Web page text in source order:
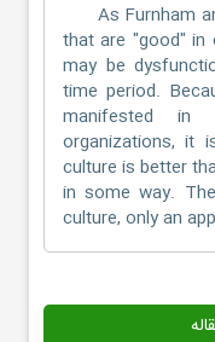
As Furnham
that are "good" in
may be
time period.
manifested in
organizations, it
culture is better
in some way.
culture, only an